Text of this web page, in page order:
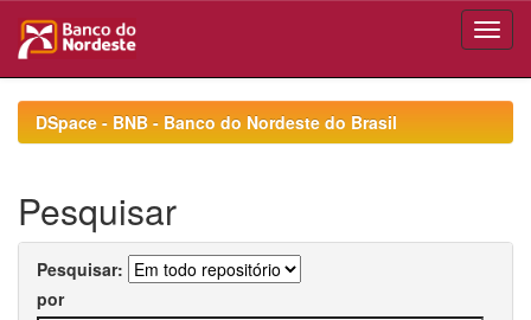
navigationDSpace - BNB - Banco do Nordeste do Brasil
Pesquisar
Pesquisar:
por